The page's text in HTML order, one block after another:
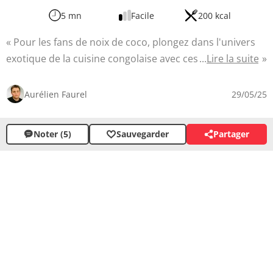
5 mn Facile 200 kcal
Pour les fans de noix de coco, plongez dans l'univers
exotique de la cuisine congolaise avec ces délicieux
rapide vous transportera instantanément sous les
tropiques grâce à ses saveurs gourmandes. Parfaits
pour le goûter ou en dessert, ces petits gâteaux
moelleux raviront les papilles des petits comme des
Lire la suite
Aurélien Faurel 29/05/25
Noter (5) Sauvegarder Partager